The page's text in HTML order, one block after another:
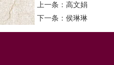
上一条：高文娟
下一条：侯琳琳